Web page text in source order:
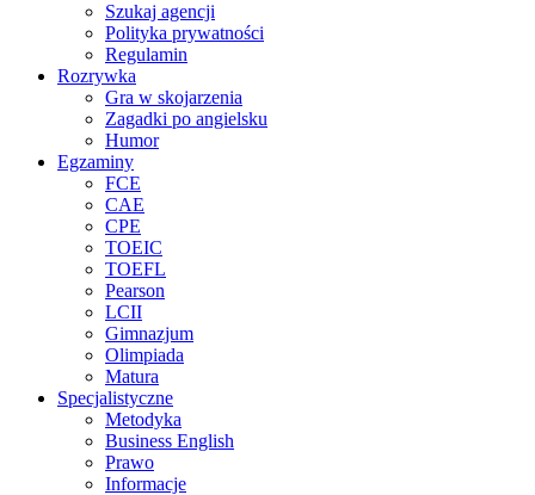
Szukaj agencji
Polityka prywatności
Regulamin
Rozrywka
Gra w skojarzenia
Zagadki po angielsku
Humor
Egzaminy
FCE
CAE
CPE
TOEIC
TOEFL
Pearson
LCII
Gimnazjum
Olimpiada
Matura
Specjalistyczne
Metodyka
Business English
Prawo
Informacje